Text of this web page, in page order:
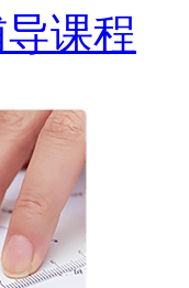
课程